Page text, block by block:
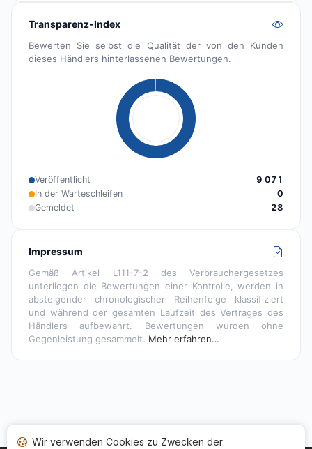
Transparenz-Index
Bewerten Sie selbst die Qualität der von den Kunden
dieses Händlers hinterlassenen Bewertungen.
Veröffentlicht
9 071
In der Warteschleifen
0
Gemeldet
28
Impressum
Gemäß Artikel L111-7-2 des Verbrauchergesetzes
unterliegen die Bewertungen einer Kontrolle, werden in
absteigender chronologischer Reihenfolge klassifiziert
und während der gesamten Laufzeit des Vertrages des
Händlers aufbewahrt. Bewertungen wurden ohne
Gegenleistung gesammelt. Mehr erfahren…
Wir verwenden Cookies zu Zwecken der